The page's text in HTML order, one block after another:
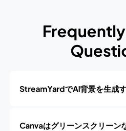
StreamYardでAI背景を生成
Canvaはグリーンスクリーン